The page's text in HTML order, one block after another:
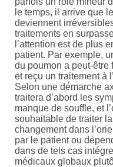
le temps, il arrive que
deviennent
traitements en
l’attention est de plus
patient. Par exemple,
du poumon a peut-
et reçu un traitement à
Selon une démarche
traitera d’abord les
manque de souffle, et
souhaitable de traiter
changement dans
par le patient ou
dans de tels cas
médicaux globaux